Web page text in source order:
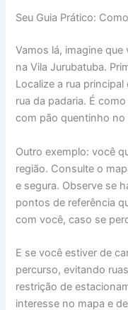
Seu Guia Prático:
Vamos lá, imagine
na Vila Jurubatuba.
Localize a rua
rua da padaria. É
com pão quentinho no
Outro exemplo: você
região. Consulte o
e segura. Observe se
pontos de referência
com você, caso se
E se você estiver de
percurso, evitando
restrição de
interesse no mapa e